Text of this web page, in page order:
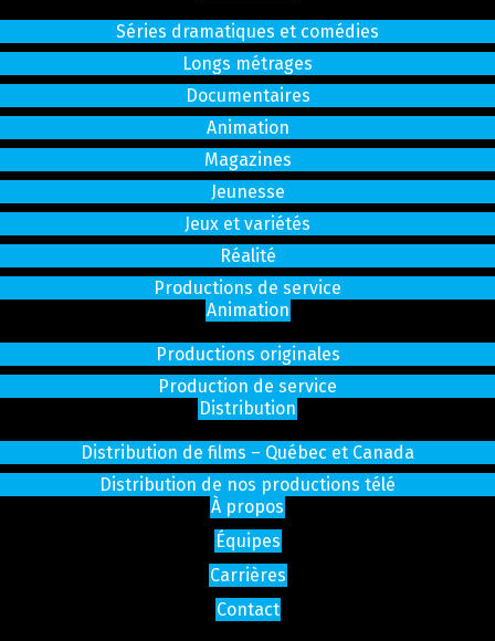
Séries dramatiques et comédies
Longs métrages
Documentaires
Animation
Magazines
Jeunesse
Jeux et variétés
Réalité
Productions de service
Animation
Productions originales
Production de service
Distribution
Distribution de films – Québec et Canada
Distribution de nos productions télé
À propos
Équipes
Carrières
Contact